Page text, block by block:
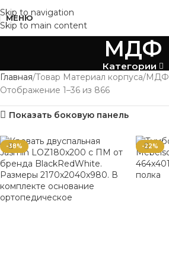
Skip to navigation
Skip to main content
МЕНЮ
МДФ
Категории
Главная Товар Материал корпуса МДФ
Отображение 1–36 из 866
Показать боковую панель
-38% -22%